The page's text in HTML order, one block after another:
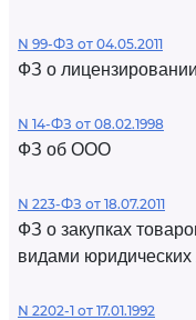
N 99-ФЗ от 04.05.2011
ФЗ о
N 14-ФЗ от 08.02.1998
ФЗ об ООО
N 223-ФЗ от 18.07.2011
ФЗ о закупках
видами юридических
N 2202-1 от 17.01.1992